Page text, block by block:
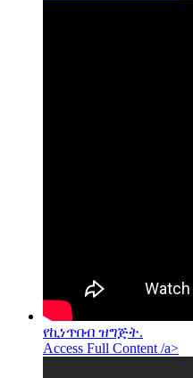
የኪነጥበብ ዝግጅት.
Access Full Content /a>